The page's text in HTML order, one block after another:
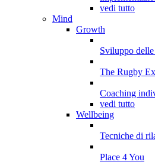
vedi tutto
Mind
Growth
Sviluppo
The Rugby
Coaching
vedi tutto
Wellbeing
Tecniche di
Place 4 You